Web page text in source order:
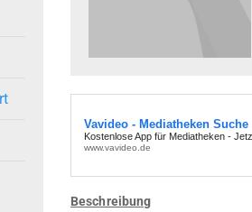
Beschreibung